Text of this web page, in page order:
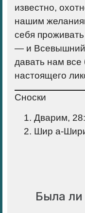
известно,
нашим
себя
— и
давать нам
настоящего
Сноски
Дварим,
Шир а-
Была